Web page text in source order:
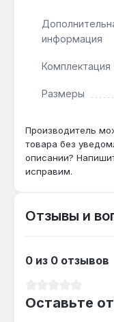
наконечником.
Какой
большинство
бытовых
информация
Комплектация
Размеры
Производитель
товара без
описании?
исправим.
Отзывы и
0 из 0 отзывов
Оставьте